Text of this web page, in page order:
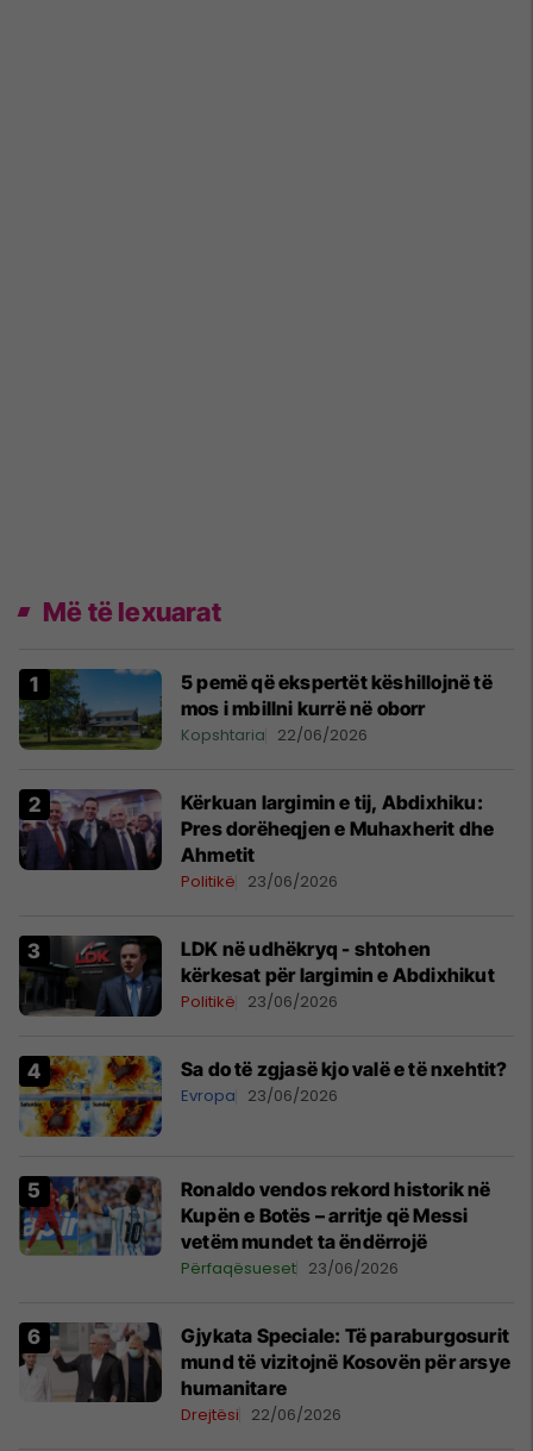
Më të lexuarat
5 pemë që ekspertët këshillojnë të
mos i mbillni kurrë në oborr
Kopshtaria 22/06/2026
Kërkuan largimin e tij, Abdixhiku:
Pres dorëheqjen e Muhaxherit dhe
Ahmetit
Politikë 23/06/2026
LDK në udhëkryq - shtohen
kërkesat për largimin e Abdixhikut
Politikë 23/06/2026
Sa do të zgjasë kjo valë e të nxehtit?
Evropa 23/06/2026
Ronaldo vendos rekord historik në
Kupën e Botës – arritje që Messi
vetëm mundet ta ëndërrojë
Përfaqësueset 23/06/2026
​Gjykata Speciale: Të paraburgosurit
mund të vizitojnë Kosovën për arsye
humanitare
Drejtësi 22/06/2026